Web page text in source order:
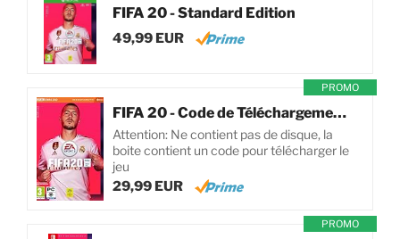
FIFA 20 - Standard Edition
49,99 EUR
PROMO
FIFA 20 - Code de Téléchargement pour PC
Attention: Ne contient pas de disque, la
boite contient un code pour télécharger le
jeu
29,99 EUR
PROMO